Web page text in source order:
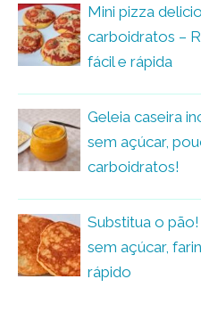
Mini pizza
carboidratos –
fácil e rápida
Geleia caseira
sem açúcar,
carboidratos!
Substitua o
sem açúcar,
rápido